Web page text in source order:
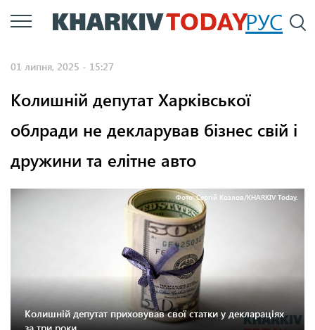
Перейти
до
РУС
01 липня, 2025 - 15:27
Колишній депутат Харківської
облради не декларував бізнес свій і
дружини та елітне авто
Фото: Сергій Козлов/KHARKIV Today.
Колишній депутат приховував свої статки у деклараціях